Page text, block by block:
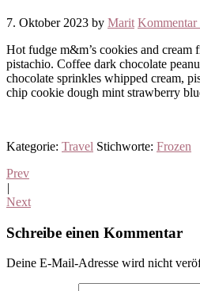
7. Oktober 2023 by Marit Kommentar
Hot fudge m&m’s cookies and
pistachio. Coffee dark chocolate
chocolate sprinkles whipped cream,
chip cookie dough mint strawberry
Kategorie: Travel Stichworte: Frozen
Prev
|
Next
Interaktionen
Schreibe einen Kommentar
Deine E-Mail-Adresse wird nicht